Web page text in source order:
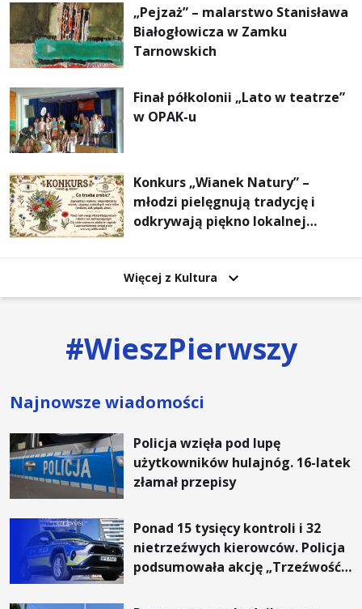
„Pejzaż” – malarstwo Stanisława
Białogłowicza w Zamku
Tarnowskich
Finał półkolonii „Lato w teatrze”
w OPAK-u
Konkurs „Wianek Natury” –
młodzi pielęgnują tradycję i
odkrywają piękno lokalnej
Więcej z Kultura
#WieszPierwszy
Najnowsze wiadomości
Policja wzięła pod lupę
użytkowników hulajnóg. 16-latek
złamał przepisy
Ponad 15 tysięcy kontroli i 32
nietrzeźwych kierowców. Policja
podsumowała akcję „Trzeźwość”